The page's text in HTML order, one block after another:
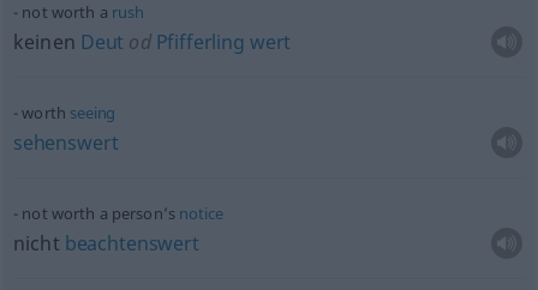
not worth a rush
keinen Deut odPfifferling wert
worth seeing
sehenswert
not worth a person’s notice
nicht beachtenswert